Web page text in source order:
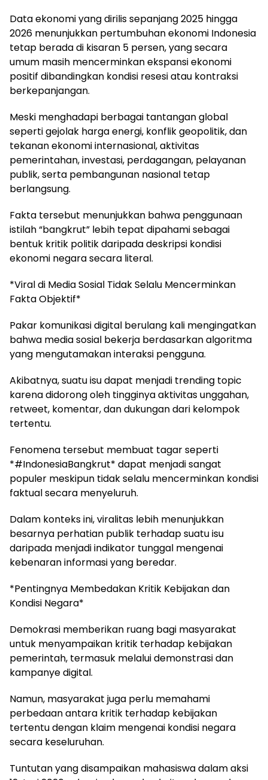
Data ekonomi yang dirilis sepanjang 2025 hingga
2026 menunjukkan pertumbuhan ekonomi Indonesia
tetap berada di kisaran 5 persen, yang secara
umum masih mencerminkan ekspansi ekonomi
positif dibandingkan kondisi resesi atau kontraksi
berkepanjangan.
Meski menghadapi berbagai tantangan global
seperti gejolak harga energi, konflik geopolitik, dan
tekanan ekonomi internasional, aktivitas
pemerintahan, investasi, perdagangan, pelayanan
publik, serta pembangunan nasional tetap
berlangsung.
Fakta tersebut menunjukkan bahwa penggunaan
istilah “bangkrut” lebih tepat dipahami sebagai
bentuk kritik politik daripada deskripsi kondisi
ekonomi negara secara literal.
*Viral di Media Sosial Tidak Selalu Mencerminkan
Fakta Objektif*
Pakar komunikasi digital berulang kali mengingatkan
bahwa media sosial bekerja berdasarkan algoritma
yang mengutamakan interaksi pengguna.
Akibatnya, suatu isu dapat menjadi trending topic
karena didorong oleh tingginya aktivitas unggahan,
retweet, komentar, dan dukungan dari kelompok
tertentu.
Fenomena tersebut membuat tagar seperti
*#IndonesiaBangkrut* dapat menjadi sangat
populer meskipun tidak selalu mencerminkan kondisi
faktual secara menyeluruh.
Dalam konteks ini, viralitas lebih menunjukkan
besarnya perhatian publik terhadap suatu isu
daripada menjadi indikator tunggal mengenai
kebenaran informasi yang beredar.
*Pentingnya Membedakan Kritik Kebijakan dan
Kondisi Negara*
Demokrasi memberikan ruang bagi masyarakat
untuk menyampaikan kritik terhadap kebijakan
pemerintah, termasuk melalui demonstrasi dan
kampanye digital.
Namun, masyarakat juga perlu memahami
perbedaan antara kritik terhadap kebijakan
tertentu dengan klaim mengenai kondisi negara
secara keseluruhan.
Tuntutan yang disampaikan mahasiswa dalam aksi